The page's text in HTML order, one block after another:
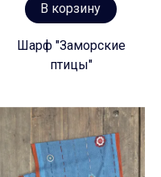
В корзину
Шарф "Заморские
птицы"